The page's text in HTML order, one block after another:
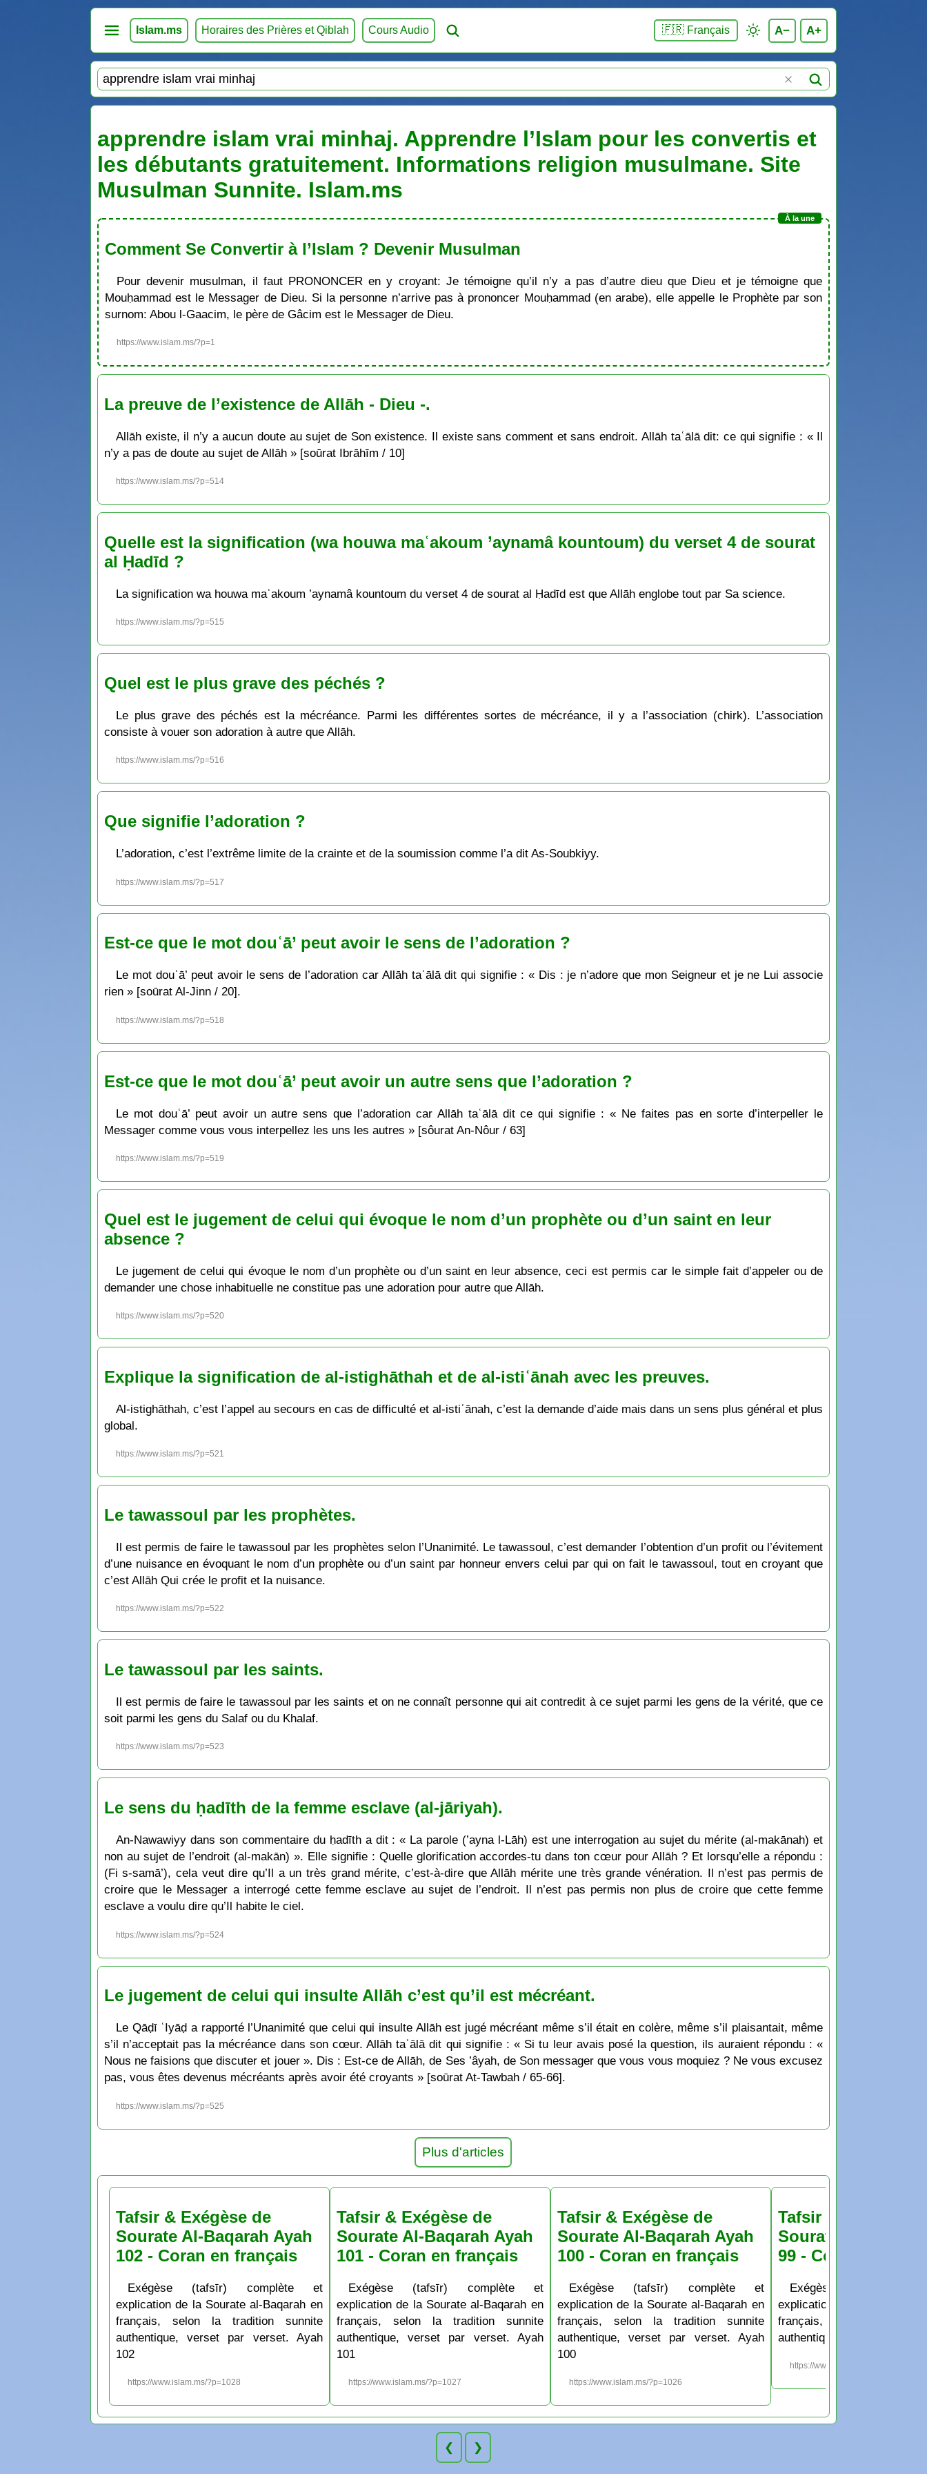
Islam.ms Horaires des Prières et Qiblah Cours Audio 🇫🇷 Français A− A+
apprendre islam vrai minhaj. Apprendre l’Islam pour les convertis et
les débutants gratuitement. Informations religion musulmane. Site
Musulman Sunnite. Islam.ms
Comment Se Convertir à l’Islam ? Devenir Musulman
Pour devenir musulman, il faut PRONONCER en y croyant: Je témoigne qu’il n’y a pas d’autre dieu que Dieu et je témoigne que
Mouḥammad est le Messager de Dieu. Si la personne n’arrive pas à prononcer Mouḥammad (en arabe), elle appelle le Prophète par son
surnom: Abou l-Gaacim, le père de Gâcim est le Messager de Dieu.
https://www.islam.ms/?p=1
La preuve de l’existence de Allāh - Dieu -.
Allāh existe, il n’y a aucun doute au sujet de Son existence. Il existe sans comment et sans endroit. Allāh taʿālā dit: ce qui signifie : « Il
n’y a pas de doute au sujet de Allāh » [soūrat Ibrāhīm / 10]
https://www.islam.ms/?p=514
Quelle est la signification (wa houwa maʿakoum ’aynamâ kountoum) du verset 4 de sourat
al Ḥadīd ?
La signification wa houwa maʿakoum ’aynamâ kountoum du verset 4 de sourat al Ḥadīd est que Allāh englobe tout par Sa science.
https://www.islam.ms/?p=515
Quel est le plus grave des péchés ?
Le plus grave des péchés est la mécréance. Parmi les différentes sortes de mécréance, il y a l’association (chirk). L’association
consiste à vouer son adoration à autre que Allāh.
https://www.islam.ms/?p=516
Que signifie l’adoration ?
L’adoration, c’est l’extrême limite de la crainte et de la soumission comme l’a dit As-Soubkiyy.
https://www.islam.ms/?p=517
Est-ce que le mot douʿā’ peut avoir le sens de l’adoration ?
Le mot douʿā’ peut avoir le sens de l’adoration car Allāh taʿālā dit qui signifie : « Dis : je n’adore que mon Seigneur et je ne Lui associe
rien » [soūrat Al-Jinn / 20].
https://www.islam.ms/?p=518
Est-ce que le mot douʿā’ peut avoir un autre sens que l’adoration ?
Le mot douʿā’ peut avoir un autre sens que l’adoration car Allāh taʿālā dit ce qui signifie : « Ne faites pas en sorte d’interpeller le
Messager comme vous vous interpellez les uns les autres » [sôurat An-Nôur / 63]
https://www.islam.ms/?p=519
Quel est le jugement de celui qui évoque le nom d’un prophète ou d’un saint en leur
absence ?
Le jugement de celui qui évoque le nom d’un prophète ou d’un saint en leur absence, ceci est permis car le simple fait d’appeler ou de
demander une chose inhabituelle ne constitue pas une adoration pour autre que Allāh.
https://www.islam.ms/?p=520
Explique la signification de al-istighāthah et de al-istiʿānah avec les preuves.
Al-istighāthah, c’est l’appel au secours en cas de difficulté et al-istiʿānah, c’est la demande d’aide mais dans un sens plus général et plus
global.
https://www.islam.ms/?p=521
Le tawassoul par les prophètes.
Il est permis de faire le tawassoul par les prophètes selon l’Unanimité. Le tawassoul, c’est demander l’obtention d’un profit ou l’évitement
d’une nuisance en évoquant le nom d’un prophète ou d’un saint par honneur envers celui par qui on fait le tawassoul, tout en croyant que
c’est Allāh Qui crée le profit et la nuisance.
https://www.islam.ms/?p=522
Le tawassoul par les saints.
Il est permis de faire le tawassoul par les saints et on ne connaît personne qui ait contredit à ce sujet parmi les gens de la vérité, que ce
soit parmi les gens du Salaf ou du Khalaf.
https://www.islam.ms/?p=523
Le sens du ḥadīth de la femme esclave (al-jāriyah).
An-Nawawiyy dans son commentaire du ḥadīth a dit : « La parole (’ayna l-Lāh) est une interrogation au sujet du mérite (al-makānah) et
non au sujet de l’endroit (al-makān) ». Elle signifie : Quelle glorification accordes-tu dans ton cœur pour Allāh ? Et lorsqu’elle a répondu :
(Fi s-samā’), cela veut dire qu’Il a un très grand mérite, c’est-à-dire que Allāh mérite une très grande vénération. Il n’est pas permis de
croire que le Messager a interrogé cette femme esclave au sujet de l’endroit. Il n’est pas permis non plus de croire que cette femme
esclave a voulu dire qu’Il habite le ciel.
https://www.islam.ms/?p=524
Le jugement de celui qui insulte Allāh c’est qu’il est mécréant.
Le Qāḍī ʿIyāḍ a rapporté l’Unanimité que celui qui insulte Allāh est jugé mécréant même s’il était en colère, même s’il plaisantait, même
s’il n’acceptait pas la mécréance dans son cœur. Allāh taʿālā dit qui signifie : « Si tu leur avais posé la question, ils auraient répondu : «
Nous ne faisions que discuter et jouer ». Dis : Est-ce de Allāh, de Ses ’âyah, de Son messager que vous vous moquiez ? Ne vous excusez
pas, vous êtes devenus mécréants après avoir été croyants » [soūrat At-Tawbah / 65-66].
https://www.islam.ms/?p=525
Plus d'articles
Tafsir & Exégèse de
Sourate Al-Baqarah Ayah
102 - Coran en français
Exégèse (tafsīr) complète et
explication de la Sourate al-Baqarah en
français, selon la tradition sunnite
authentique, verset par verset. Ayah
102
https://www.islam.ms/?p=1028
Tafsir & Exégèse de
Sourate Al-Baqarah Ayah
101 - Coran en français
Exégèse (tafsīr) complète et
explication de la Sourate al-Baqarah en
français, selon la tradition sunnite
authentique, verset par verset. Ayah
101
https://www.islam.ms/?p=1027
Tafsir & Exégèse de
Sourate Al-Baqarah Ayah
100 - Coran en français
Exégèse (tafsīr) complète et
explication de la Sourate al-Baqarah en
français, selon la tradition sunnite
authentique, verset par verset. Ayah
100
https://www.islam.ms/?p=1026
Tafsir & Exégèse
Sourate Al-
99 - Coran en
Exégèse (tafsīr)
explication de la Sourate
français, selon la
authentique, verset par
https://www.islam.ms/?p=1025
❮ ❯